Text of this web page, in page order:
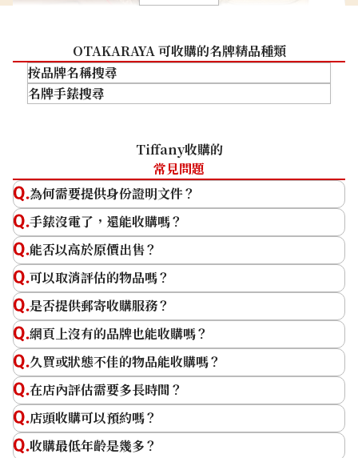
tiffany heart and arrow necklace
參考回收價
角位磨損
手袋底部出現角位磨損。
日曬褪色
因經年老化或日曬而導致變色
的狀況。
無附件
缺少購買時附帶的肩帶，包裝
盒及保證書等配件の狀況。
生鏽
金屬配件部分出現生鏽狀況。
皮革呈現破爛狀態
因經年老化導致皮革受損的狀
況。
墨水污漬
手袋內裡出現墨水污漬。
OTAKARAYA 可收購的名牌精品種類
按品牌名稱搜尋
LOUIS VUITTON
Harry Winston
Tiffany & Co.
卡地亞（Cartier）
GUCCI
名牌手錶搜尋
Audemars Piguet
Vacheron Constantin
Breguet
A. Lange & Söhne
Tiffany收購的
常見問題
為何需要提供身份證明文件？
手錶沒電了，還能收購嗎？
能否以高於原價出售？
可以取消評估的物品嗎？
是否提供郵寄收購服務？
網頁上沒有的品牌也能收購嗎？
久買或狀態不佳的物品能收購嗎？
在店內評估需要多長時間？
店頭收購可以預約嗎？
收購最低年齡是幾多？